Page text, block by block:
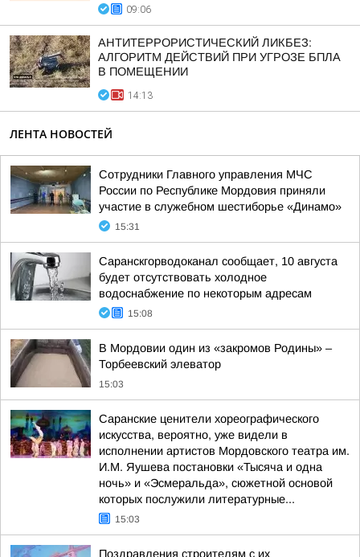
09:06
АНТИТЕРРОРИСТИЧЕСКИЙ ЛИКБЕЗ:
АЛГОРИТМ ДЕЙСТВИЙ ПРИ УГРОЗЕ БПЛА
В ПОМЕЩЕНИИ
14:13
ЛЕНТА НОВОСТЕЙ
Сотрудники Главного управления МЧС
России по Республике Мордовия приняли
участие в служебном шестиборье «Динамо»
15:31
Саранскгорводоканал сообщает, 10 августа
будет отсутствовать холодное
водоснабжение по некоторым адресам
15:08
В Мордовии один из «закромов Родины» –
Торбеевский элеватор
15:03
Саранские ценители хореографического
искусства, вероятно, уже видели в
исполнении артистов Мордовского театра им.
И.М. Яушева постановки «Тысяча и одна
ночь» и «Эсмеральда», сюжетной основой
которых послужили литературные...
15:03
Поздравления строителям с их